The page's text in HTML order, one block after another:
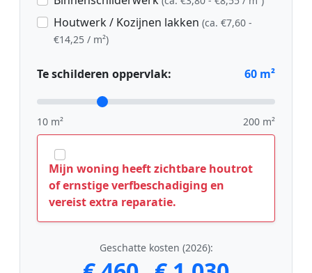
Houtwerk / Kozijnen lakken (ca. €7,60 -
€14,25 / m²)
Te schilderen oppervlak: 60 m²
10 m² 200 m²
Mijn woning heeft zichtbare houtrot
of ernstige verfbeschadiging en
vereist extra reparatie.
Geschatte kosten (2026):